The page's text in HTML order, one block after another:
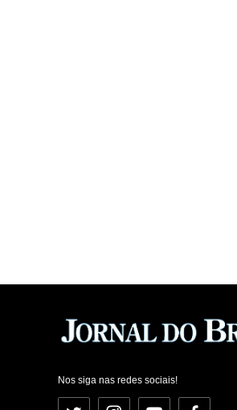
Nos siga nas redes sociais!